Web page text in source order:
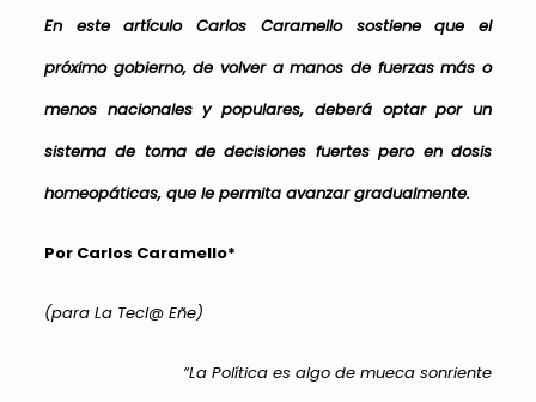
En este artículo Carlos Caramello sostiene que el
próximo gobierno, de volver a manos de fuerzas más o
menos nacionales y populares, deberá optar por un
sistema de toma de decisiones fuertes pero en dosis
homeopáticas, que le permita avanzar gradualmente.
Por Carlos Caramello*
(para La Tecl@ Eñe)
“La Política es algo de mueca sonriente